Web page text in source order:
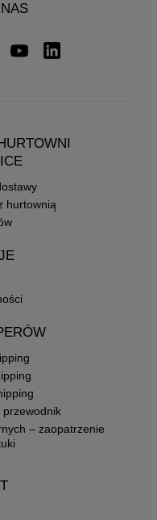
hurtownią
– zaopatrzenie